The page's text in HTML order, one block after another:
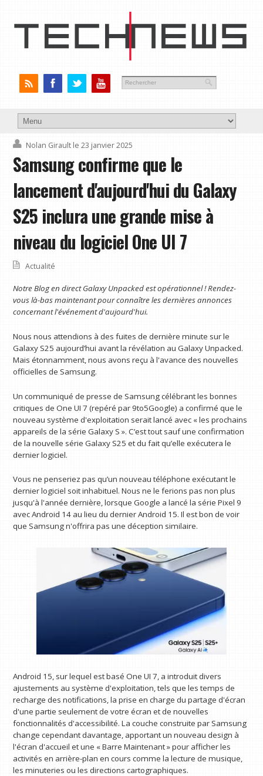
Nolan Girault le 23 janvier 2025
Samsung confirme que le
lancement d'aujourd'hui du Galaxy
S25 inclura une grande mise à
niveau du logiciel One UI 7
Actualité
NotreBlog en direct Galaxy Unpackedest opérationnel ! Rendez-
vous là-bas maintenant pour connaître les dernières annonces
concernant l'événement d'aujourd'hui.
Nous nous attendions à des fuites de dernière minute sur le
Galaxy S25 aujourd’hui avant la révélation au Galaxy Unpacked.
Mais étonnamment, nous avons reçu à l'avance des nouvelles
officielles de Samsung.
Un communiqué de presse de Samsung célébrant les bonnes
critiques de One UI 7 (repéré par 9to5Google) a confirmé que le
nouveau système d'exploitation serait lancé avec « les prochains
appareils de la série Galaxy S ». C’est tout sauf une confirmation
de la nouvelle série Galaxy S25 et du fait qu’elle exécutera le
dernier logiciel.
Vous ne penseriez pas qu’un nouveau téléphone exécutant le
dernier logiciel soit inhabituel. Nous ne le ferions pas non plus
jusqu'à l'année dernière, lorsque Google a lancé la série Pixel 9
avec Android 14 au lieu du dernier Android 15. Il est bon de voir
que Samsung n'offrira pas une déception similaire.
Android 15, sur lequel est basé One UI 7, a introduit divers
ajustements au système d'exploitation, tels que les temps de
recharge des notifications, la prise en charge du partage d'écran
d'une partie seulement de votre écran et de nouvelles
fonctionnalités d'accessibilité. La couche construite par Samsung
change cependant davantage, apportant un nouveau design à
l'écran d'accueil et une « Barre Maintenant » pour afficher les
activités en arrière-plan en cours comme la lecture de musique,
les minuteries ou les directions cartographiques.